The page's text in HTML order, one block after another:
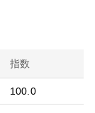
指数
100.0